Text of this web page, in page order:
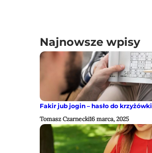
Najnowsze wpisy
Fakir jub jogin – hasło do krzyżówki
Tomasz Czarnecki16 marca, 2025